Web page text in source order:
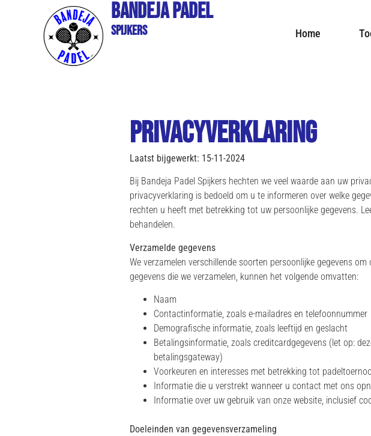
Bandeja Padel
Spijkers Home
Privacyverklaring
Laatst bijgewerkt: 15-11-2024
Bij Bandeja Padel Spijkers hechten we veel waarde aan uw
privacyverklaring is bedoeld om u te informeren over welke
rechten u heeft met betrekking tot uw persoonlijke gegevens.
behandelen.
Verzamelde gegevens
We verzamelen verschillende soorten persoonlijke gegevens
gegevens die we verzamelen, kunnen het volgende omvatten:
Naam
Contactinformatie, zoals e-mailadres en telefoonnummer
Demografische informatie, zoals leeftijd en geslacht
Betalingsinformatie, zoals creditcardgegevens (let op:
betalingsgateway)
Voorkeuren en interesses met betrekking tot
Informatie die u verstrekt wanneer u contact met ons
Informatie over uw gebruik van onze website, inclusief
Doeleinden van gegevensverzameling